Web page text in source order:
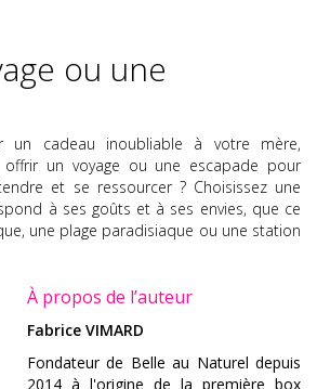
ou une
un cadeau inoubliable à votre mère,
un voyage ou une escapade pour
et se ressourcer ? Choisissez une
à ses goûts et à ses envies, que ce
une plage paradisiaque ou une station
À propos de l’auteur
Fabrice VIMARD
Fondateur de Belle au Naturel depuis
2014 à l'origine de la première box